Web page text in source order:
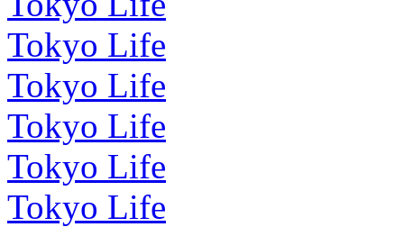
Tokyo Life
Tokyo Life
Tokyo Life
Tokyo Life
Tokyo Life